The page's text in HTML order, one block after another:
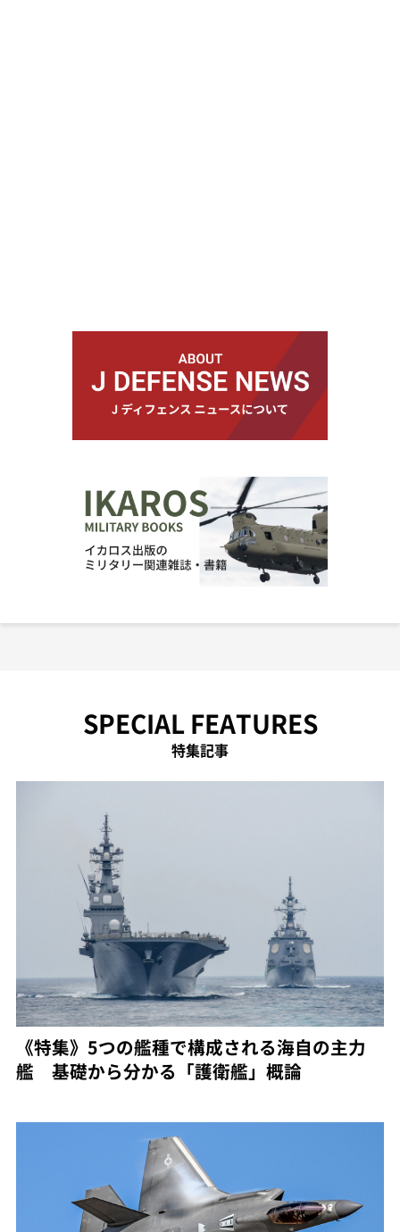
SPECIAL FEATURES
特集記事
《特集》5つの艦種で構成される海自の主力
艦 基礎から分かる「護衛艦」概論